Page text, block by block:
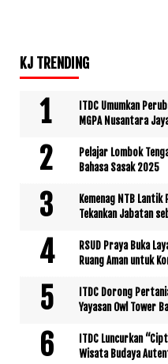
KJ TRENDING
ITDC Umumkan
MGPA Nusantara
Pelajar Lombok
Bahasa Sasak 2025
Kemenag NTB
Tekankan Jabatan
RSUD Praya Buka
Ruang Aman untuk
ITDC Dorong
Yayasan Owl Tower
ITDC Luncurkan
Wisata Budaya